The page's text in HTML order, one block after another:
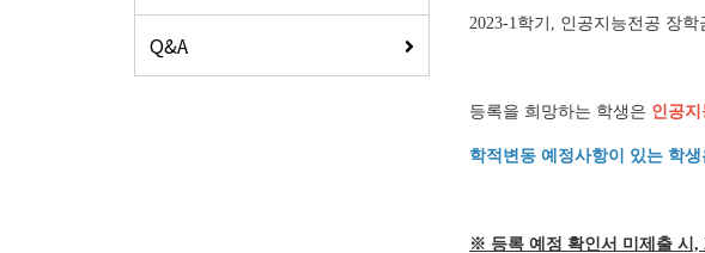
Q&A
2023-1학기, 인공지능전공 장
등록을 희망하는 학생은 인공
학적변동 예정사항이 있는 학
※ 등록 예정 확인서 미제출 시,